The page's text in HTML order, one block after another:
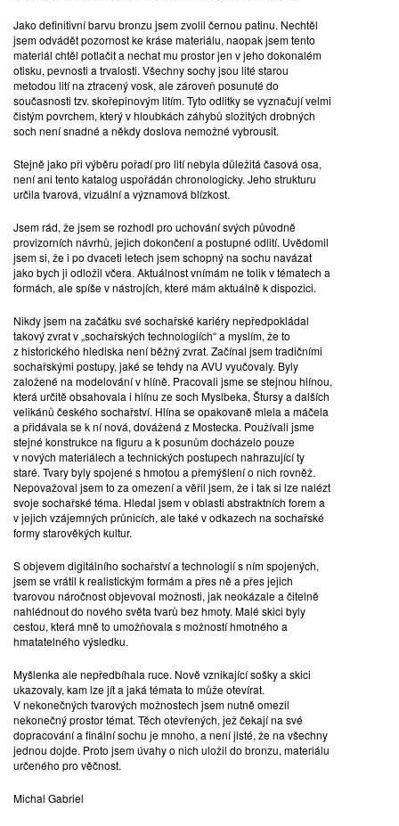
Jako definitivní barvu bronzu jsem zvolil černou patinu. Nechtěl
jsem odvádět pozornost ke kráse materiálu, naopak jsem tento
materiál chtěl potlačit a nechat mu prostor jen v jeho dokonalém
otisku, pevnosti a trvalosti. Všechny sochy jsou lité starou
metodou lití na ztracený vosk, ale zároveň posunuté do
současnosti tzv. skořepinovým litím. Tyto odlitky se vyznačují velmi
čistým povrchem, který v hloubkách záhybů složitých drobných
soch není snadné a někdy doslova nemožné vybrousit.
Stejně jako při výběru pořadí pro lití nebyla důležitá časová osa,
není ani tento katalog uspořádán chronologicky. Jeho strukturu
určila tvarová, vizuální a významová blízkost.
Jsem rád, že jsem se rozhodl pro uchování svých původně
provizorních návrhů, jejich dokončení a postupné odlití. Uvědomil
jsem si, že i po dvaceti letech jsem schopný na sochu navázat
jako bych ji odložil včera. Aktuálnost vnímám ne tolik v tématech a
formách, ale spíše v nástrojích, které mám aktuálně k dispozici.
Nikdy jsem na začátku své sochařské kariéry nepředpokládal
takový zvrat v „sochařských technologiích“ a myslím, že to
z historického hlediska není běžný zvrat. Začínal jsem tradičními
sochařskými postupy, jaké se tehdy na AVU vyučovaly. Byly
založené na modelování v hlíně. Pracovali jsme se stejnou hlínou,
která určitě obsahovala i hlínu ze soch Myslbeka, Štursy a dalších
velikánů českého sochařství. Hlína se opakovaně mlela a máčela
a přidávala se k ní nová, dovážená z Mostecka. Používali jsme
stejné konstrukce na figuru a k posunům docházelo pouze
v nových materiálech a technických postupech nahrazující ty
staré. Tvary byly spojené s hmotou a přemýšlení o nich rovněž.
Nepovažoval jsem to za omezení a věřil jsem, že i tak si lze nalézt
svoje sochařské téma. Hledal jsem v oblasti abstraktních forem a
v jejich vzájemných průnicích, ale také v odkazech na sochařské
formy starověkých kultur.
S objevem digitálního sochařství a technologií s ním spojených,
jsem se vrátil k realistickým formám a přes ně a přes jejich
tvarovou náročnost objevoval možnosti, jak neokázale a čitelně
nahlédnout do nového světa tvarů bez hmoty. Malé skici byly
cestou, která mně to umožňovala s možností hmotného a
hmatatelného výsledku.
Myšlenka ale nepředbíhala ruce. Nově vznikající sošky a skici
ukazovaly, kam lze jít a jaká témata to může otevírat.
V nekonečných tvarových možnostech jsem nutně omezil
nekonečný prostor témat. Těch otevřených, jež čekají na své
dopracování a finální sochu je mnoho, a není jisté, že na všechny
jednou dojde. Proto jsem úvahy o nich uložil do bronzu, materiálu
určeného pro věčnost.
Michal Gabriel